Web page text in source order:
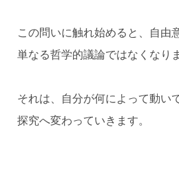
この問いに触れ始めると、自由
単なる哲学的議論ではなくなり
それは、自分が何によって動い
探究へ変わっていきます。